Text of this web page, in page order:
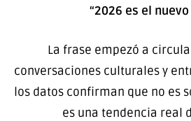
“2026 es el nuevo
La frase empezó a
conversaciones culturales y
los datos confirman que no es
es una tendencia real